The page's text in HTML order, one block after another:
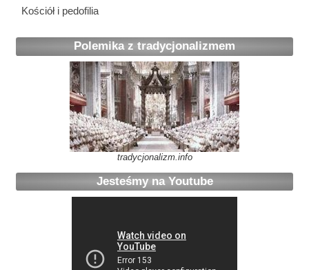
OBRONIE
WIARY
Polemika z tradycjonalizmem
tradycjonalizm.info
Jesteśmy na Youtube
Kościół i pedofilia